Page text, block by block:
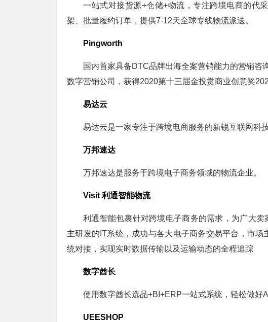
一站式对接货源+仓储+物流，专注跨境电商的代
架、批量履约订单，提供7-12天全球专线物流派送。
Pingworth
国内首家具备DTC品牌出海全案营销能力的营销咨
数字营销公司，获得2020第十三届金投赏商业创意奖
易达云
易达云是一家专注于跨境电商服务的新锐互联网科技
万邦速达
万邦速达是服务于跨境电子商务领域的物流企业。
Visit 利通智能物流
利通智能包裹针对跨境电子商务的需求，为广大
主研发的IT系统，成功与各大电子商务交易平台，市
统对接，实现实时数据传输以及运输动态的全程追踪
数字酋长
使用数字酋长选品+BI+ERP一站式系统，轻松做好
UEESHOP